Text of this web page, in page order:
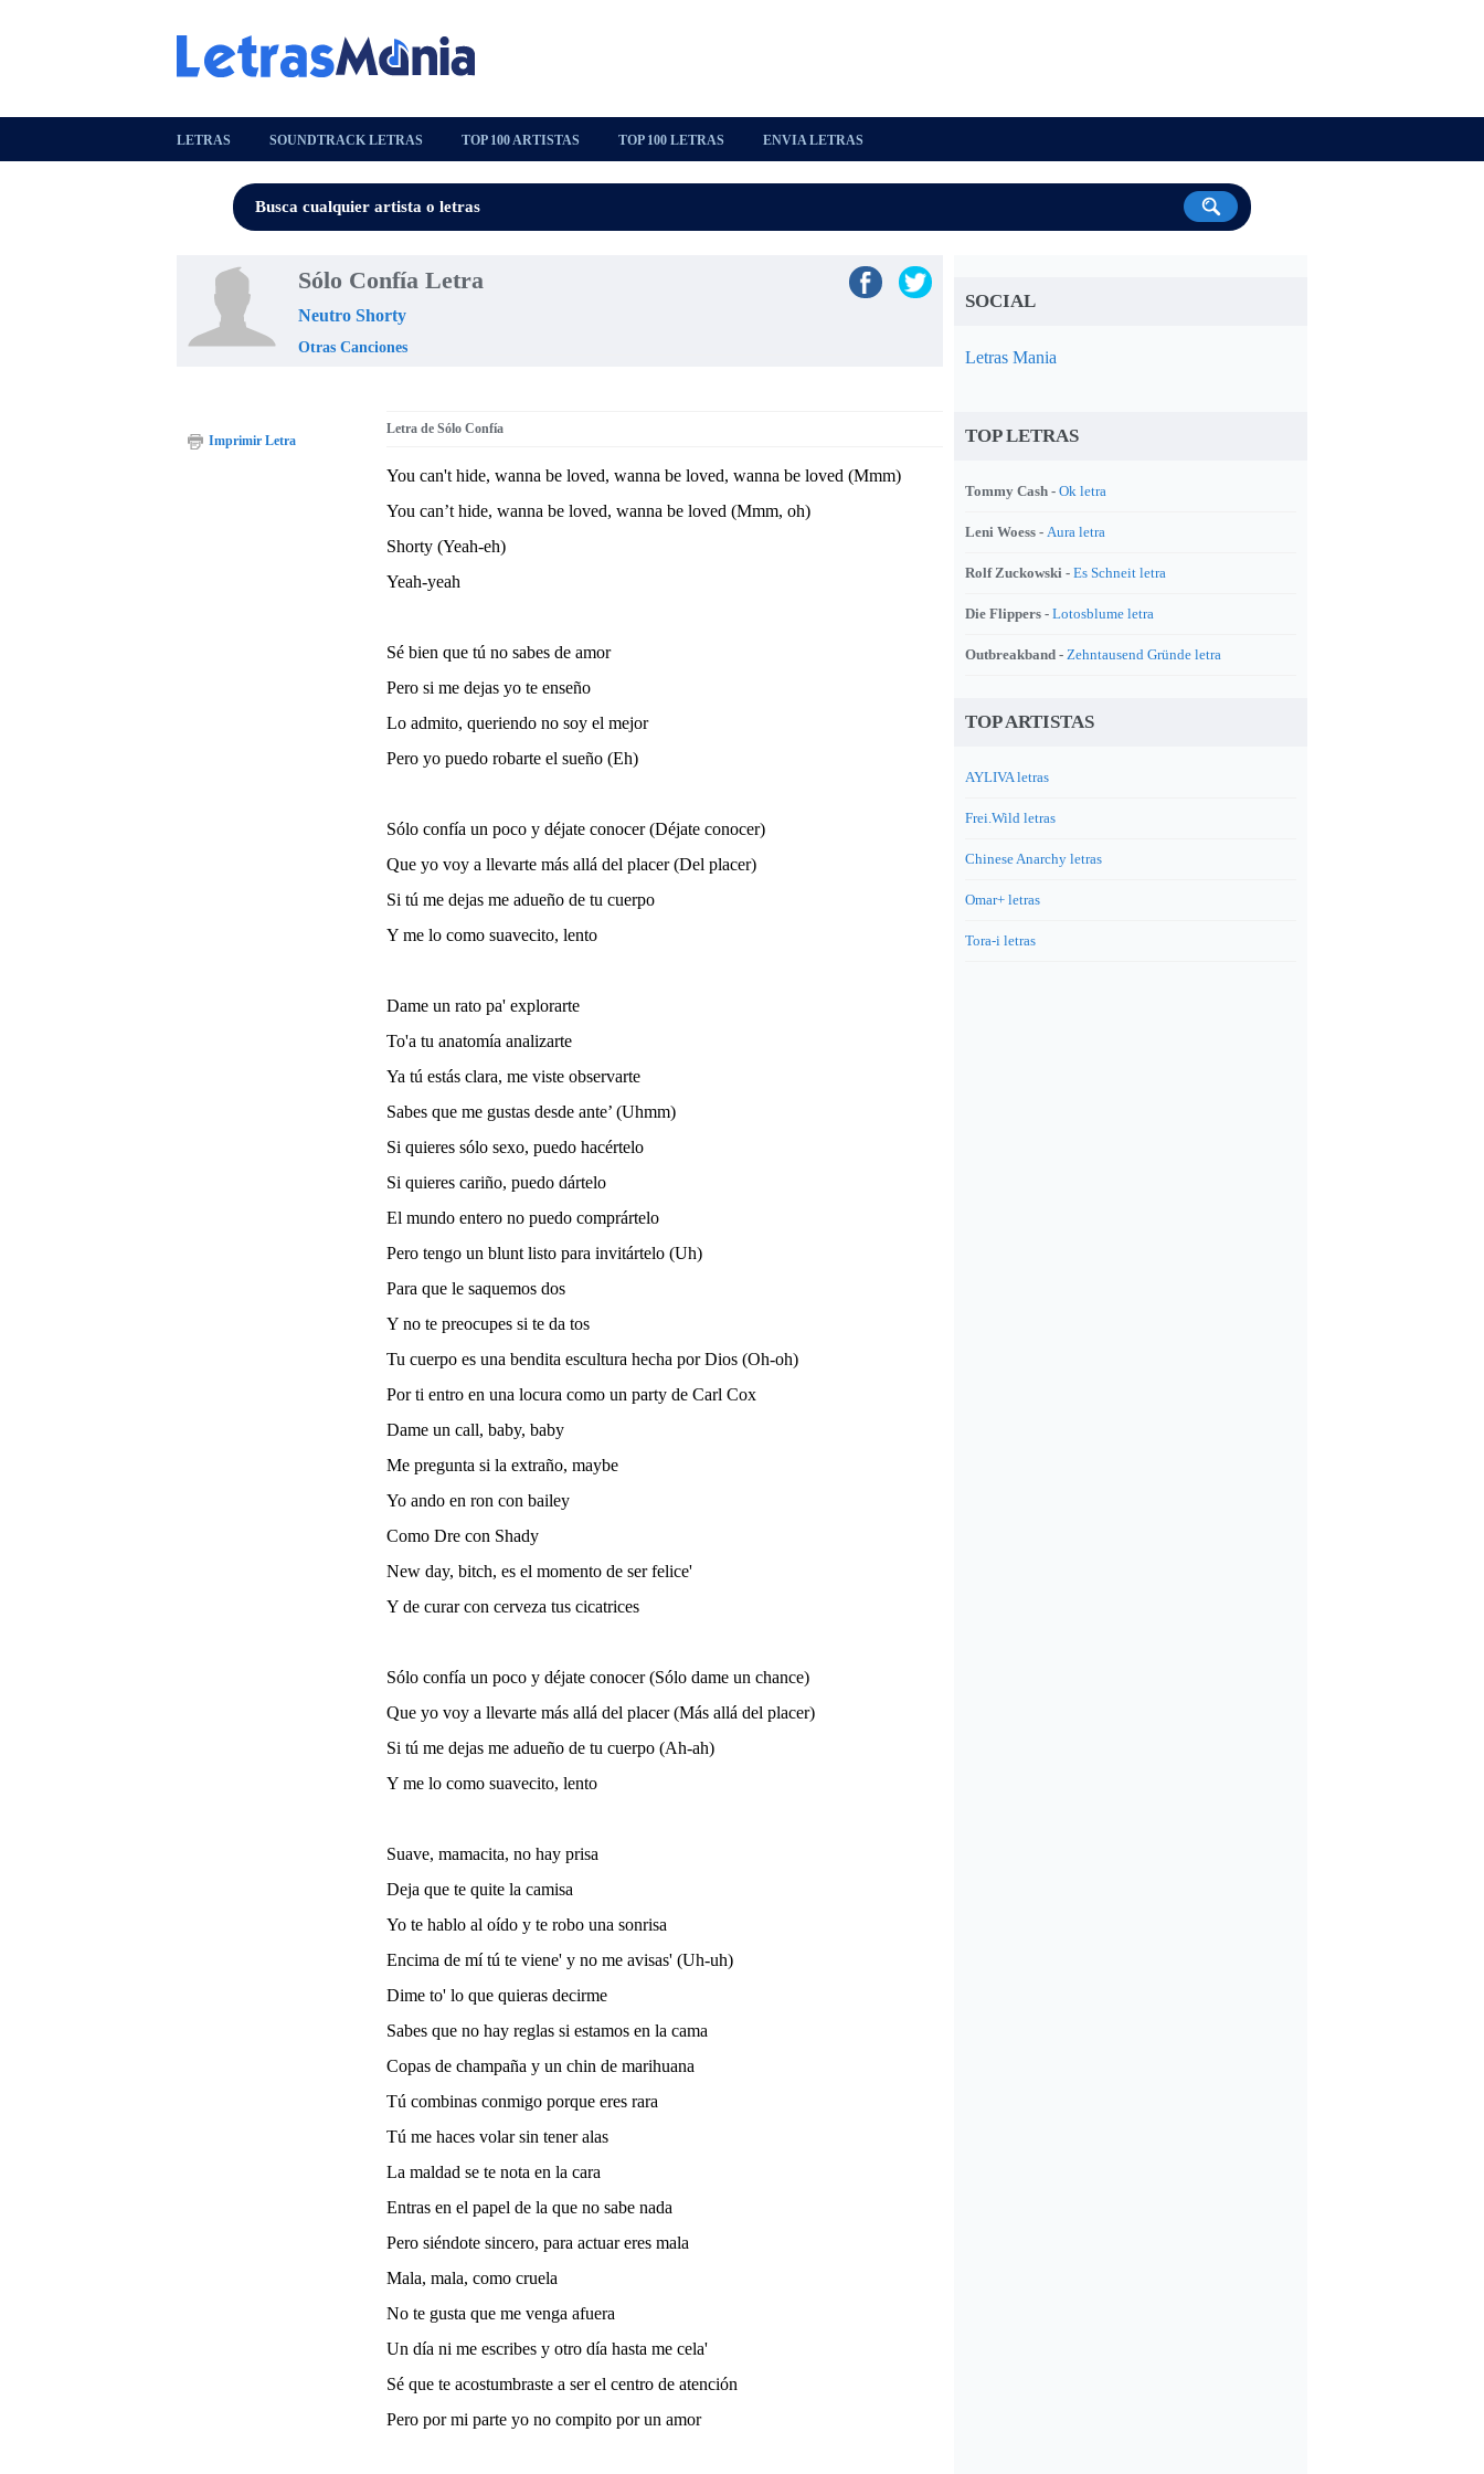
LETRAS SOUNDTRACK LETRAS TOP 100 ARTISTAS TOP 100 LETRAS ENVIA LETRAS
Sólo Confía Letra
Neutro Shorty
Otras Canciones
Letra de Sólo Confía
You can't hide, wanna be loved, wanna be loved, wanna be loved (Mmm)
You can’t hide, wanna be loved, wanna be loved (Mmm, oh)
Shorty (Yeah-eh)
Yeah-yeah
Sé bien que tú no sabes de amor
Pero si me dejas yo te enseño
Lo admito, queriendo no soy el mejor
Pero yo puedo robarte el sueño (Eh)
Sólo confía un poco y déjate conocer (Déjate conocer)
Que yo voy a llevarte más allá del placer (Del placer)
Si tú me dejas me adueño de tu cuerpo
Y me lo como suavecito, lento
Dame un rato pa' explorarte
To'a tu anatomía analizarte
Ya tú estás clara, me viste observarte
Sabes que me gustas desde ante’ (Uhmm)
Si quieres sólo sexo, puedo hacértelo
Si quieres cariño, puedo dártelo
El mundo entero no puedo comprártelo
Pero tengo un blunt listo para invitártelo (Uh)
Para que le saquemos dos
Y no te preocupes si te da tos
Tu cuerpo es una bendita escultura hecha por Dios (Oh-oh)
Por ti entro en una locura como un party de Carl Cox
Dame un call, baby, baby
Me pregunta si la extraño, maybe
Yo ando en ron con bailey
Como Dre con Shady
New day, bitch, es el momento de ser felice'
Y de curar con cerveza tus cicatrices
Sólo confía un poco y déjate conocer (Sólo dame un chance)
Que yo voy a llevarte más allá del placer (Más allá del placer)
Si tú me dejas me adueño de tu cuerpo (Ah-ah)
Y me lo como suavecito, lento
Suave, mamacita, no hay prisa
Deja que te quite la camisa
Yo te hablo al oído y te robo una sonrisa
Encima de mí tú te viene' y no me avisas' (Uh-uh)
Dime to' lo que quieras decirme
Sabes que no hay reglas si estamos en la cama
Copas de champaña y un chin de marihuana
Tú combinas conmigo porque eres rara
Tú me haces volar sin tener alas
La maldad se te nota en la cara
Entras en el papel de la que no sabe nada
Pero siéndote sincero, para actuar eres mala
Mala, mala, como cruela
No te gusta que me venga afuera
Un día ni me escribes y otro día hasta me cela'
Sé que te acostumbraste a ser el centro de atención
Pero por mi parte yo no compito por un amor
Imprimir Letra
SOCIAL
Letras Mania
TOP LETRAS
Tommy Cash - Ok letra
Leni Woess - Aura letra
Rolf Zuckowski - Es Schneit letra
Die Flippers - Lotosblume letra
Outbreakband - Zehntausend Gründe letra
TOP ARTISTAS
AYLIVA letras
Frei.Wild letras
Chinese Anarchy letras
Omar+ letras
Tora-i letras